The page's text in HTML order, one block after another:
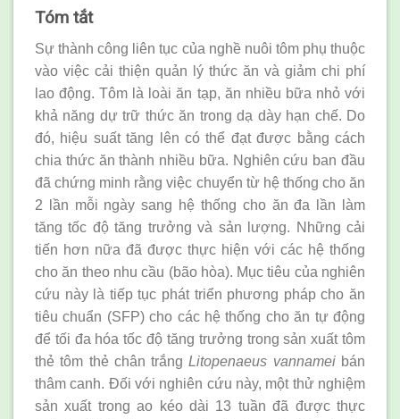
Tóm tắt
Sự thành công liên tục của nghề nuôi tôm phụ thuộc
vào việc cải thiện quản lý thức ăn và giảm chi phí
lao động. Tôm là loài ăn tạp, ăn nhiều bữa nhỏ với
khả năng dự trữ thức ăn trong dạ dày hạn chế. Do
đó, hiệu suất tăng lên có thể đạt được bằng cách
chia thức ăn thành nhiều bữa. Nghiên cứu ban đầu
đã chứng minh rằng việc chuyển từ hệ thống cho ăn
2 lần mỗi ngày sang hệ thống cho ăn đa lần làm
tăng tốc độ tăng trưởng và sản lượng. Những cải
tiến hơn nữa đã được thực hiện với các hệ thống
cho ăn theo nhu cầu (bão hòa). Mục tiêu của nghiên
cứu này là tiếp tục phát triển phương pháp cho ăn
tiêu chuẩn (SFP) cho các hệ thống cho ăn tự động
để tối đa hóa tốc độ tăng trưởng trong sản xuất tôm
thẻ tôm thẻ chân trắngLitopenaeus vannameibán
thâm canh. Đối với nghiên cứu này, một thử nghiệm
sản xuất trong ao kéo dài 13 tuần đã được thực